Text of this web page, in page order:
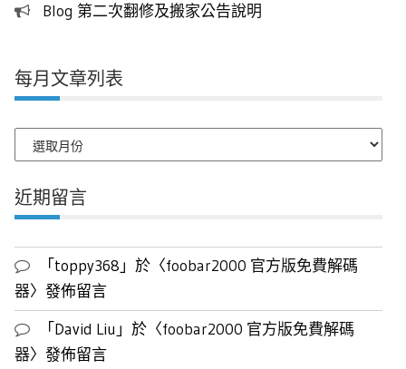
Blog 第二次翻修及搬家公告說明
每月文章列表
月
章
列
近期留言
「toppy368 」於〈foobar2000 官方版免費解碼
器〉發佈留言
「David Liu 」於〈foobar2000 官方版免費解碼
器〉發佈留言